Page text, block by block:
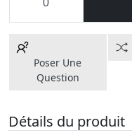
Poser Une
Question
Détails du produit